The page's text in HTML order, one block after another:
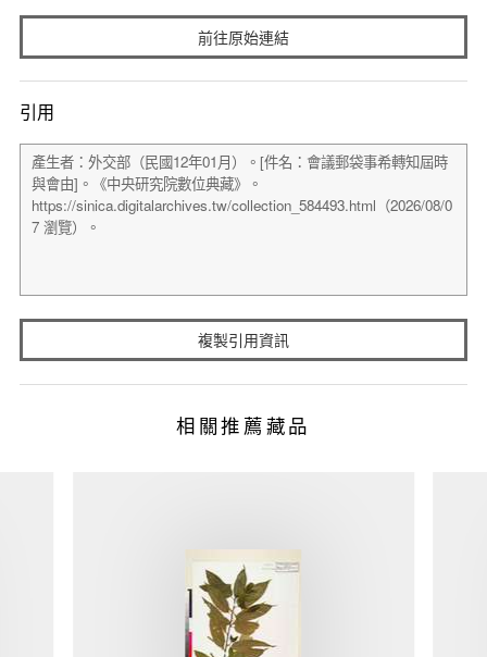
前往原始連結
引用
複製引用資訊
相關推薦藏品